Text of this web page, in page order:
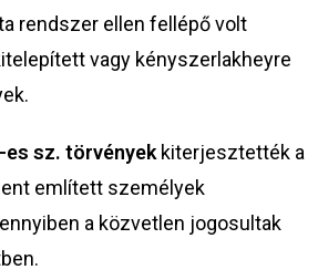
rendszer ellen fellépő volt
vagy kényszerlakheyre
es sz. törvények kiterjesztették a
említett személyek
a közvetlen jogosultak